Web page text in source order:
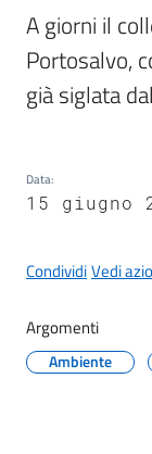
b
o
p
r
o
r
o
Tutti
gli
A giorni il
Portosalvo,
già siglata
Data:
15 giugno
CondividiVedi
Argomenti
Ambiente